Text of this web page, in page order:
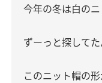
今年の冬は白の
ずーっと探して
このニット帽の